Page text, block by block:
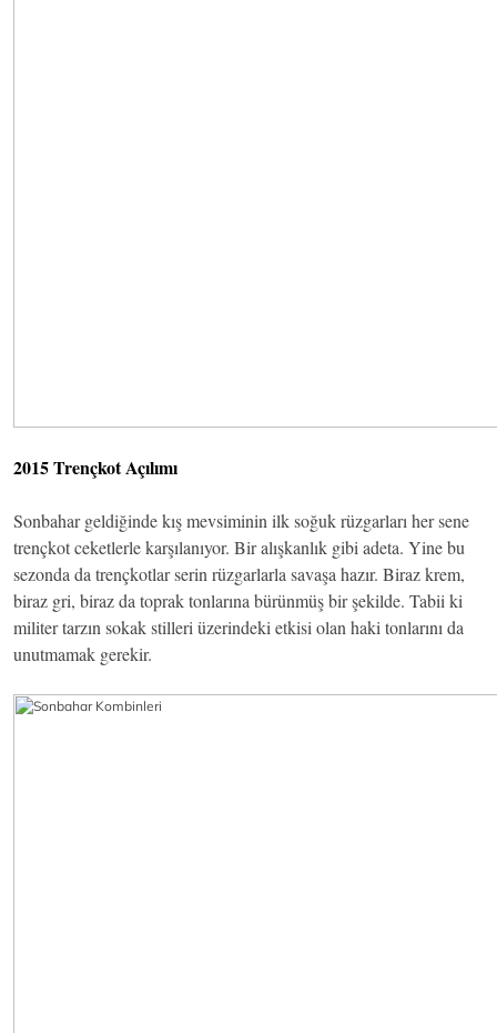
2015 Trençkot Açılımı
Sonbahar geldiğinde kış mevsiminin ilk soğuk rüzgarları her sene
trençkot ceketlerle karşılanıyor. Bir alışkanlık gibi adeta. Yine bu
sezonda da trençkotlar serin rüzgarlarla savaşa hazır. Biraz krem,
biraz gri, biraz da toprak tonlarına bürünmüş bir şekilde. Tabii ki
militer tarzın sokak stilleri üzerindeki etkisi olan haki tonlarını da
unutmamak gerekir.